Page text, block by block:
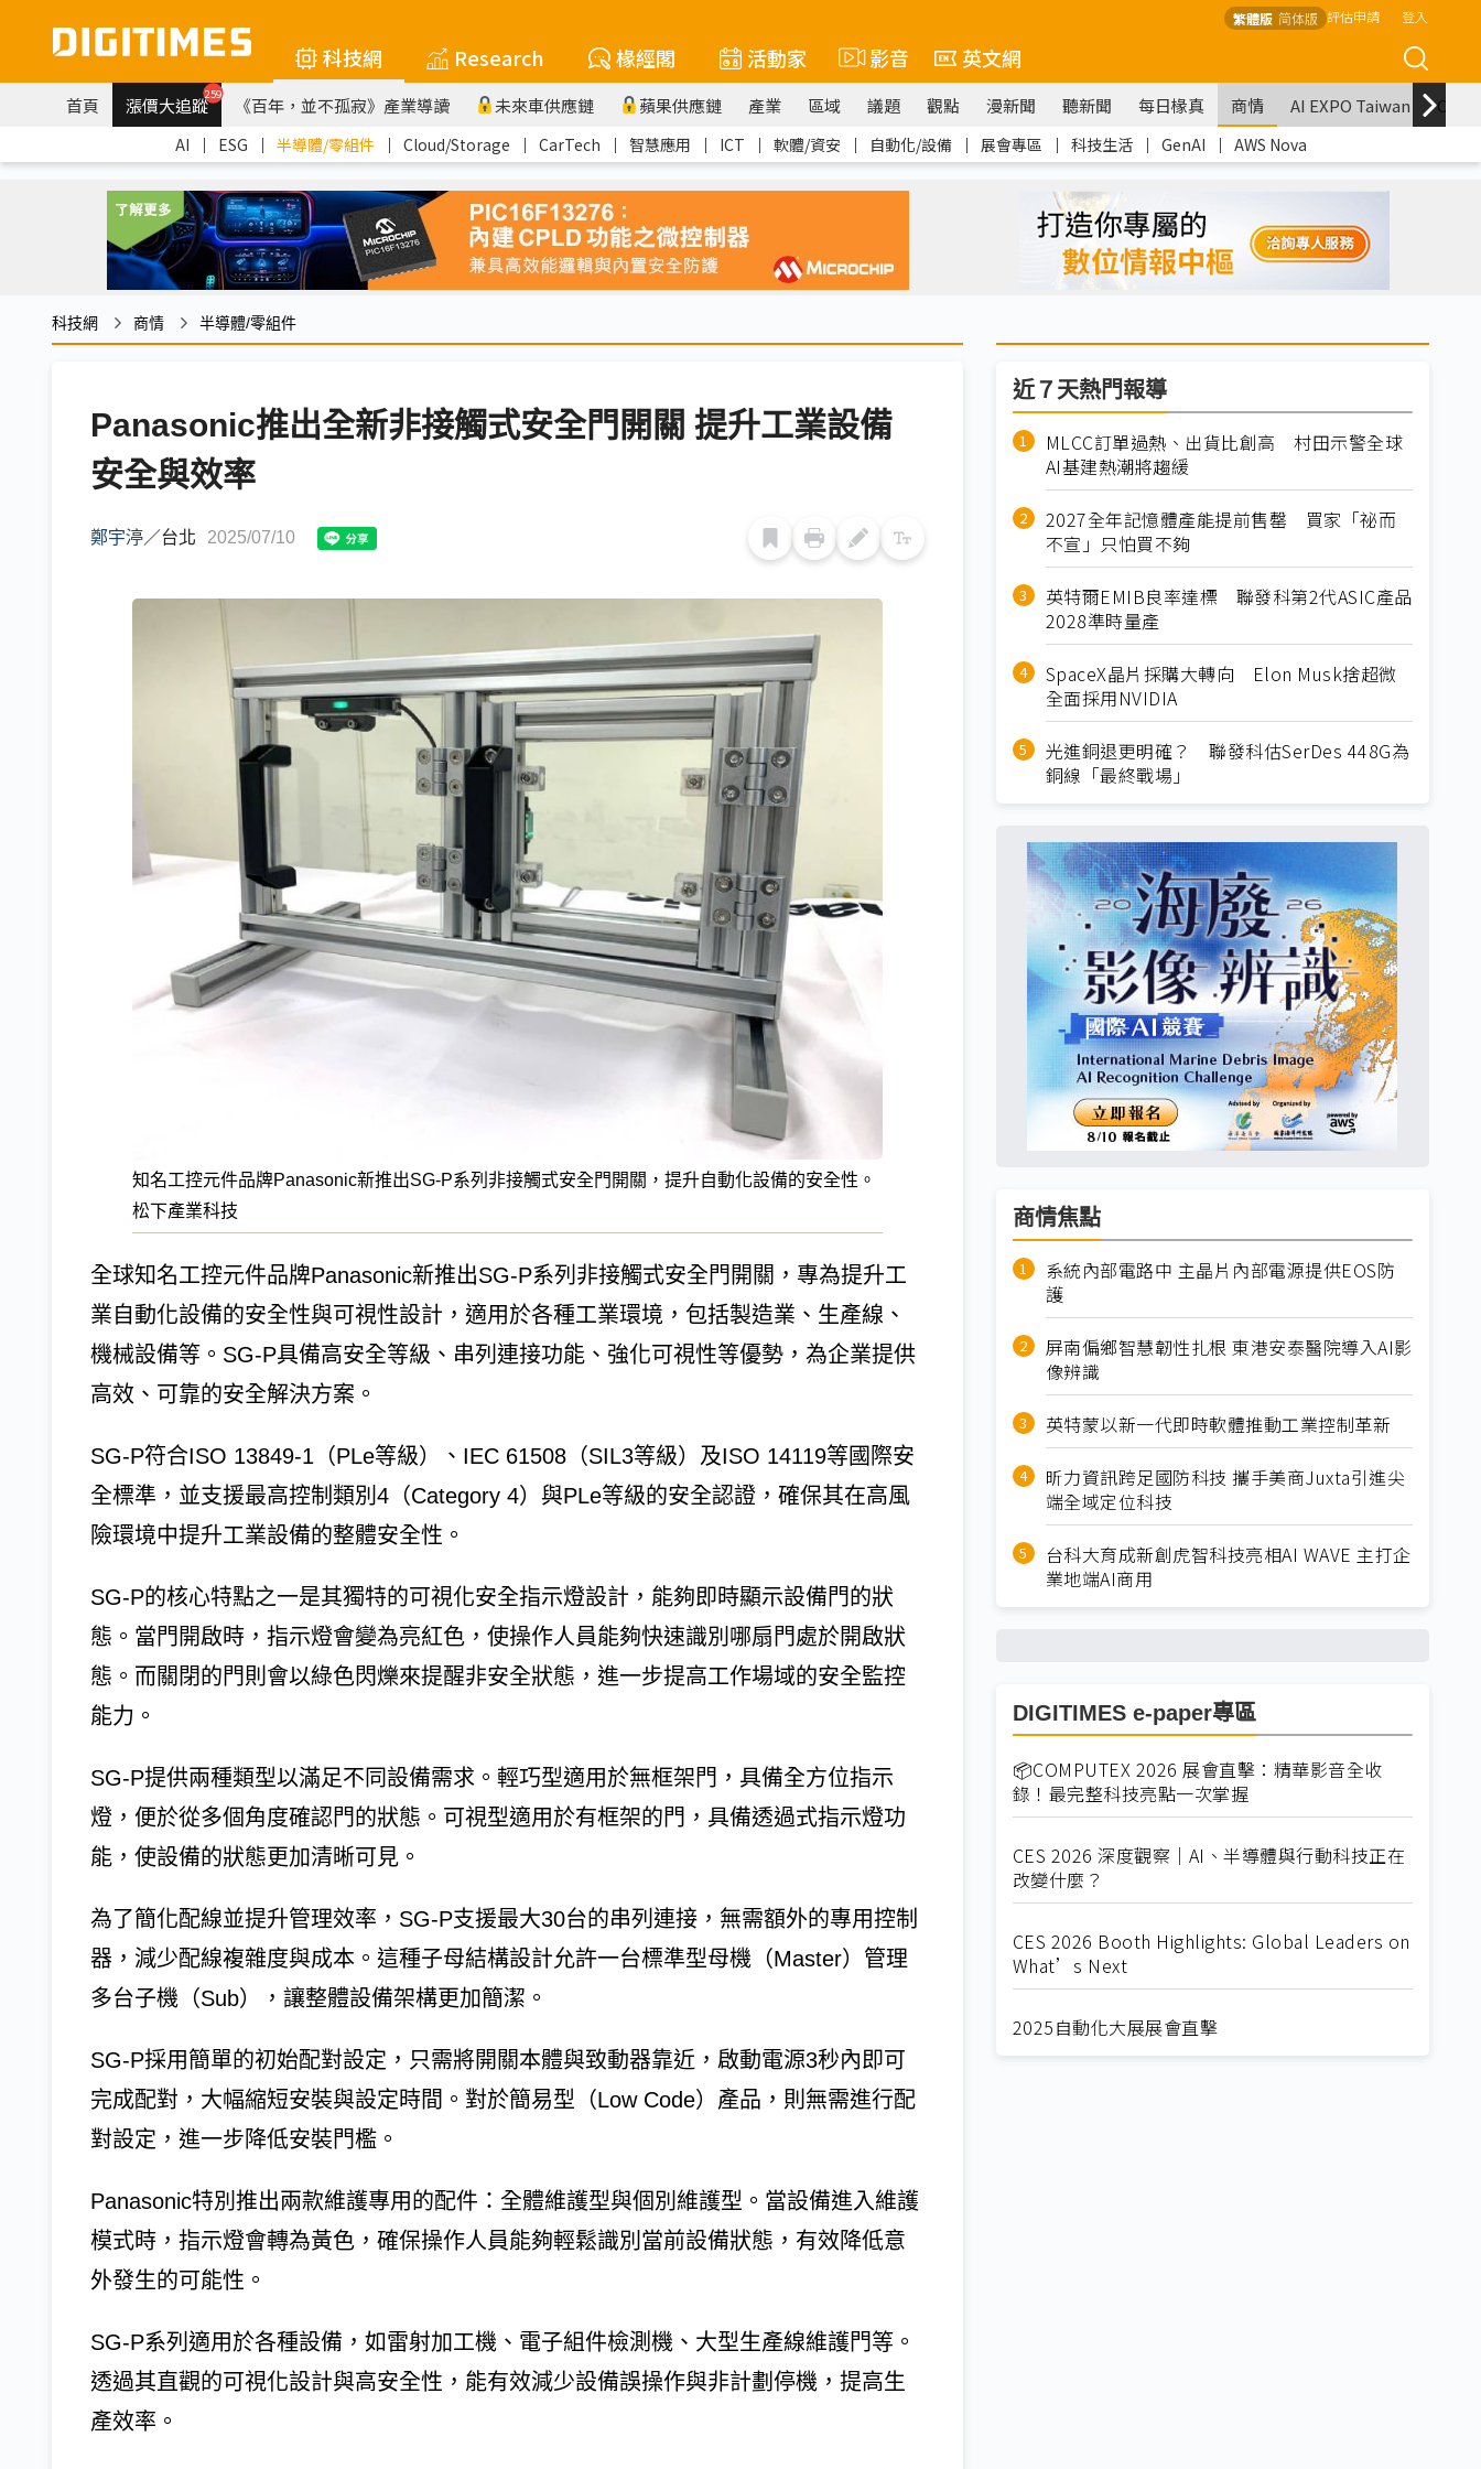
繁體版 简体版 評估申請 登入
科技網 Research 椽經閣 活動家 影音 英文網
首頁 漲價大追蹤259 《百年，並不孤寂》產業導讀 未來車供應鏈 蘋果供應鏈 產業 區域 議題 觀點 漫新聞 聽新聞 每日椽真 商情 AI EXPO Taiwan
AI ｜ ESG ｜ 半導體/零組件 ｜ Cloud/Storage ｜ CarTech ｜ 智慧應用 ｜ ICT ｜ 軟體/資安 ｜ 自動化/設備 ｜ 展會專區 ｜ 科技生活 ｜ GenAI ｜ AWS Nova
科技網 商情 半導體/零組件
Panasonic推出全新非接觸式安全門開關 提升工業設備
安全與效率
鄭宇渟／台北 2025/07/10
知名工控元件品牌Panasonic新推出SG-P系列非接觸式安全門開關，提升自動化設備的安全性。
松下產業科技
全球知名工控元件品牌Panasonic新推出SG-P系列非接觸式安全門開關，專為提升工
業自動化設備的安全性與可視性設計，適用於各種工業環境，包括製造業、生產線、
機械設備等。SG-P具備高安全等級、串列連接功能、強化可視性等優勢，為企業提供
高效、可靠的安全解決方案。
SG-P符合ISO 13849-1（PLe等級）、IEC 61508（SIL3等級）及ISO 14119等國際安
全標準，並支援最高控制類別4（Category 4）與PLe等級的安全認證，確保其在高風
險環境中提升工業設備的整體安全性。
SG-P的核心特點之一是其獨特的可視化安全指示燈設計，能夠即時顯示設備門的狀
態。當門開啟時，指示燈會變為亮紅色，使操作人員能夠快速識別哪扇門處於開啟狀
態。而關閉的門則會以綠色閃爍來提醒非安全狀態，進一步提高工作場域的安全監控
能力。
SG-P提供兩種類型以滿足不同設備需求。輕巧型適用於無框架門，具備全方位指示
燈，便於從多個角度確認門的狀態。可視型適用於有框架的門，具備透過式指示燈功
能，使設備的狀態更加清晰可見。
為了簡化配線並提升管理效率，SG-P支援最大30台的串列連接，無需額外的專用控制
器，減少配線複雜度與成本。這種子母結構設計允許一台標準型母機（Master）管理
多台子機（Sub），讓整體設備架構更加簡潔。
SG-P採用簡單的初始配對設定，只需將開關本體與致動器靠近，啟動電源3秒內即可
完成配對，大幅縮短安裝與設定時間。對於簡易型（Low Code）產品，則無需進行配
對設定，進一步降低安裝門檻。
Panasonic特別推出兩款維護專用的配件：全體維護型與個別維護型。當設備進入維護
模式時，指示燈會轉為黃色，確保操作人員能夠輕鬆識別當前設備狀態，有效降低意
外發生的可能性。
SG-P系列適用於各種設備，如雷射加工機、電子組件檢測機、大型生產線維護門等。
透過其直觀的可視化設計與高安全性，能有效減少設備誤操作與非計劃停機，提高生
產效率。
近７天熱門報導
MLCC訂單過熱、出貨比創高 村田示警全球
AI基建熱潮將趨緩
2027全年記憶體產能提前售罄 買家「祕而
不宣」只怕買不夠
英特爾EMIB良率達標 聯發科第2代ASIC產品
2028準時量產
SpaceX晶片採購大轉向 Elon Musk捨超微
全面採用NVIDIA
光進銅退更明確？ 聯發科估SerDes 448G為
銅線「最終戰場」
商情焦點
系統內部電路中 主晶片內部電源提供EOS防
護
屏南偏鄉智慧韌性扎根 東港安泰醫院導入AI影
像辨識
英特蒙以新一代即時軟體推動工業控制革新
昕力資訊跨足國防科技 攜手美商Juxta引進尖
端全域定位科技
台科大育成新創虎智科技亮相AI WAVE 主打企
業地端AI商用
DIGITIMES e-paper專區
📦COMPUTEX 2026 展會直擊：精華影音全收
錄！最完整科技亮點一次掌握
CES 2026 深度觀察｜AI、半導體與行動科技正在
改變什麼？
CES 2026 Booth Highlights: Global Leaders on
What’s Next
2025自動化大展展會直擊